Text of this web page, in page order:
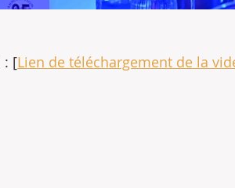
: [Lien de téléchargement de la